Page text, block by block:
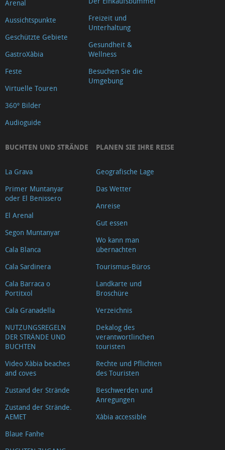
Antoni
Mirador
Cap
Negre
del
Portitxol
de
Mirador
la
Falzia
Mirador
Caletes
Mirador
de
Pesqueres
Mirador
els
Molins
de
la
Plana
Mirador
Punta
Arenal
Aussichtspunkte
Geschützte Gebiete
GastroXàbia
Feste
Virtuelle Touren
360º Bilder
Audioguide
Freizeit und
Unterhaltung
Gesundheit &
Wellness
Besuchen Sie die
Umgebung
BUCHTEN UND STRÄNDE
La Grava
Primer Muntanyar
oder El Benissero
El Arenal
Segon Muntanyar
Cala Blanca
Cala Sardinera
Cala Barraca o
Portitxol
Cala Granadella
NUTZUNGSREGELN
DER STRÄNDE UND
BUCHTEN
Video Xàbia beaches
and coves
Zustand der Strände
Zustand der Strände.
AEMET
Blaue Fanhe
PLANEN SIE IHRE REISE
Geografische Lage
Das Wetter
Anreise
Gut essen
Wo kann man
übernachten
Tourismus-Büros
Landkarte und
Broschüre
Verzeichnis
Dekalog des
verantwortlinchen
touristen
Rechte und Pflichten
des Touristen
Beschwerden und
Anregungen
Xàbia accessible